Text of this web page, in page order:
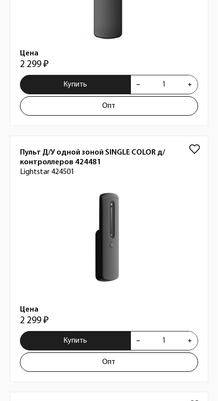
Цена
2 299 ₽
Купить
Опт
Пульт Д/У одной зоной SINGLE COLOR д/
контроллеров 424481
Lightstar 424501
Цена
2 299 ₽
Купить
Опт